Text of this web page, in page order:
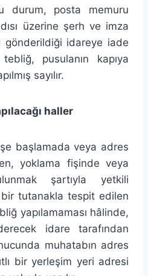
durum, posta memuru
üzerine şerh ve imza
gönderildiği idareye iade
pusulanın kapıya
sayılır.
haller
başlamada veya adres
yoklama fişinde veya
şartıyla yetkili
tutanakla tespit edilen
yapılamaması hâlinde,
idare tarafından
muhatabın adres
bir yerleşim yeri adresi